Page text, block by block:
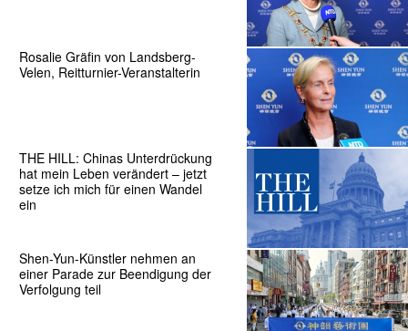
Rosalie Gräfin von Landsberg-
Velen, Reitturnier-Veranstalterin
THE HILL: Chinas Unterdrückung
hat mein Leben verändert – jetzt
setze ich mich für einen Wandel
ein
Shen-Yun-Künstler nehmen an
einer Parade zur Beendigung der
Verfolgung teil